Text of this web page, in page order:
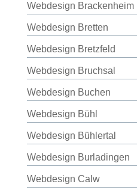
Webdesign Brackenheim
Webdesign Bretten
Webdesign Bretzfeld
Webdesign Bruchsal
Webdesign Buchen
Webdesign Bühl
Webdesign Bühlertal
Webdesign Burladingen
Webdesign Calw